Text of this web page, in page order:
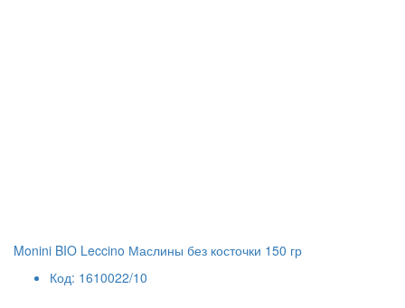
Monini BIO Leccino Маслины без косточки 150 гр
Код: 1610022/10